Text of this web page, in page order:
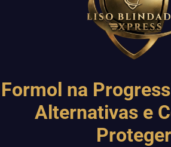
Formol na
Alternativas e
Proteger